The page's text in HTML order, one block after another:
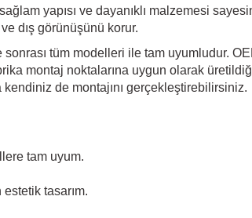
yapısı ve dayanıklı malzemesi
dış görünüşünü korur.
tüm modelleri ile tam uyumludur.
montaj noktalarına uygun olarak
de montajını gerçekleştirebilirsiniz.
tam uyum.
tasarım.